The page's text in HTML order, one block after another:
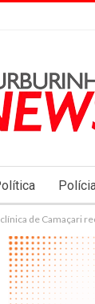
de Camaçari